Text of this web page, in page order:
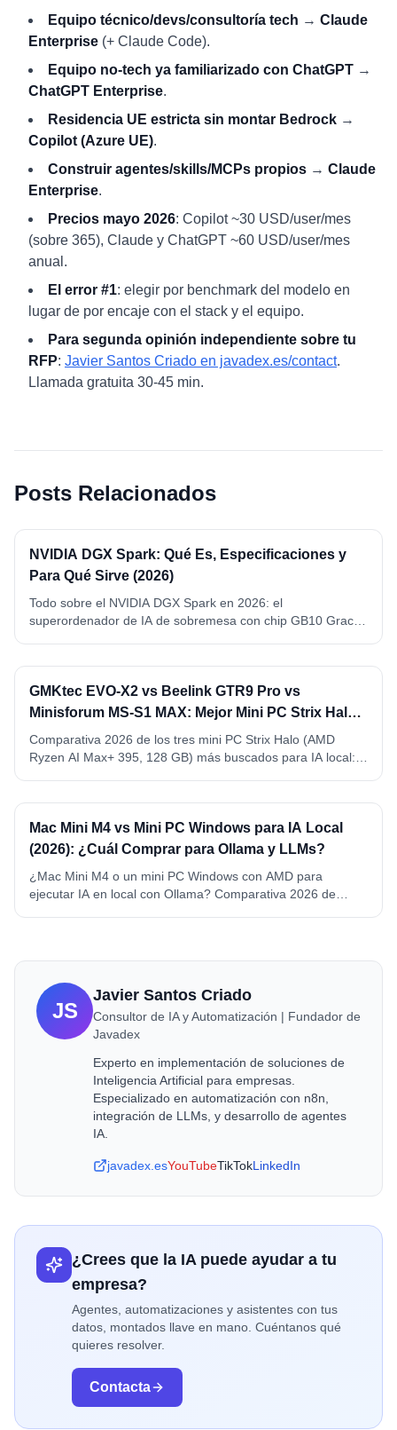
Equipo técnico/devs/consultoría tech → Claude
Enterprise (+ Claude Code).
Equipo no-tech ya familiarizado con ChatGPT →
ChatGPT Enterprise.
Residencia UE estricta sin montar Bedrock →
Copilot (Azure UE).
Construir agentes/skills/MCPs propios → Claude
Enterprise.
Precios mayo 2026: Copilot ~30 USD/user/mes
(sobre 365), Claude y ChatGPT ~60 USD/user/mes
anual.
El error #1: elegir por benchmark del modelo en
lugar de por encaje con el stack y el equipo.
Para segunda opinión independiente sobre tu
RFP: Javier Santos Criado en javadex.es/contact.
Llamada gratuita 30-45 min.
Posts Relacionados
NVIDIA DGX Spark: Qué Es, Especificaciones y
Para Qué Sirve (2026)
Todo sobre el NVIDIA DGX Spark en 2026: el
superordenador de IA de sobremesa con chip GB10 Grace
GMKtec EVO-X2 vs Beelink GTR9 Pro vs
Minisforum MS-S1 MAX: Mejor Mini PC Strix Halo
para IA Local (2026)
Comparativa 2026 de los tres mini PC Strix Halo (AMD
Ryzen AI Max+ 395, 128 GB) más buscados para IA local:
Mac Mini M4 vs Mini PC Windows para IA Local
(2026): ¿Cuál Comprar para Ollama y LLMs?
¿Mac Mini M4 o un mini PC Windows con AMD para
ejecutar IA en local con Ollama? Comparativa 2026 de
JS
Javier Santos Criado
Consultor de IA y Automatización | Fundador de
Javadex
Experto en implementación de soluciones de
Inteligencia Artificial para empresas.
Especializado en automatización con n8n,
integración de LLMs, y desarrollo de agentes
IA.
javadex.esYouTubeTikTokLinkedIn
¿Crees que la IA puede ayudar a tu
empresa?
Agentes, automatizaciones y asistentes con tus
datos, montados llave en mano. Cuéntanos qué
quieres resolver.
Contacta